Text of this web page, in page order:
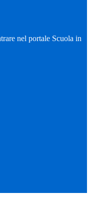
nel portale Scuola in